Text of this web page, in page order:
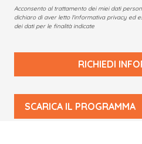
Acconsento al trattamento dei miei dati
dichiaro di aver letto l'informativa privacy ed
dei dati per le finalità indicate
RICHIEDI
Questo
campo
SCARICA IL PROGRAMMA